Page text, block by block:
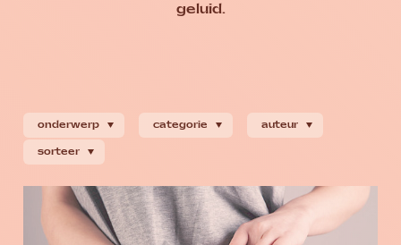
geluid.
onderwerp categorie auteur
sorteer